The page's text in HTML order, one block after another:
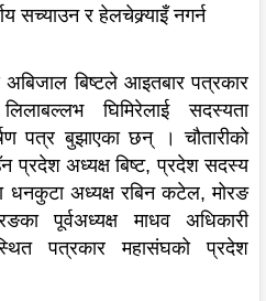
सच्याउन र हेलचेक्र्याइँ नगर्न
अबिजाल बिष्टले आइतबार पत्रकार
घिमिरेलाई सदस्यता
पत्र बुझाएका छन् । चौतारीको
प्रदेश अध्यक्ष बिष्ट, प्रदेश सदस्य
धनकुटा अध्यक्ष रबिन कटेल, मोरङ
पूर्वअध्यक्ष माधव अधिकारी
पत्रकार महासंघको प्रदेश